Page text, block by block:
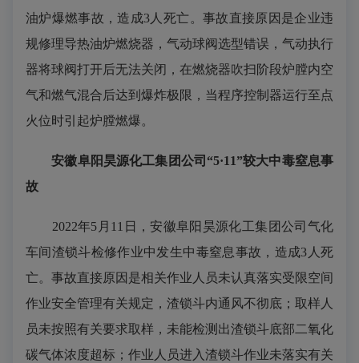
油炉爆燃事故，造成3人死亡。事故直接原因是企业违
规修理导热油炉燃烧器，气动球阀选型错误，气动执行
器将球阀打开后无法关闭，在燃烧器吹扫阶段炉膛内空
气和燃气混合后达到爆炸极限，当程序控制器运行至点
火位时引起炉膛燃爆。
安徽阜阳昊源化工集团公司“5·11”较大中毒窒息事
故
2022年5月11日，安徽阜阳昊源化工集团公司气化
车间渣锁斗检修作业中发生中毒窒息事故，造成3人死
亡。事故直接原因是相关作业人员未认真落实受限空间
作业安全管理有关规定，渣锁斗内通风不彻底；取样人
员未按照有关要求取样，未能检测出渣锁斗底部二氧化
碳气体浓度超标；作业人员进入渣锁斗作业未落实有关